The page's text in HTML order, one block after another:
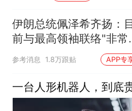
伊朗总统佩泽希齐扬：
前与最高领袖联络"非常
难"
参考消息 1.8万跟贴 APP专
一台人形机器人，到底